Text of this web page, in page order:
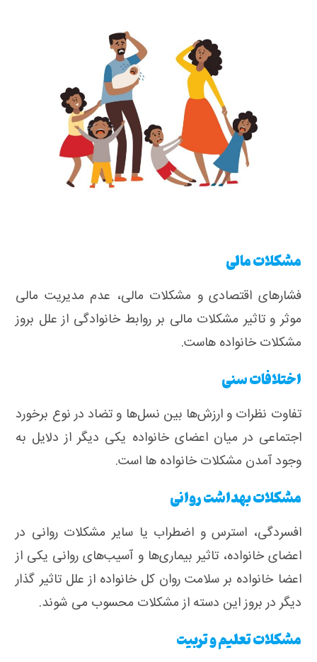
مشکلات مالی
فشار‌های اقتصادی و مشکلات مالی، عدم مدیریت مالی
موثر و تاثیر مشکلات مالی بر روابط خانوادگی از علل بروز
مشکلات خانواده هاست.
اختلافات سنی
تفاوت‌ نظرات و ارزش‌ها بین نسل‌ها و تضاد در نوع برخورد
اجتماعی در میان اعضای خانواده یکی دیگر از دلایل به
وجود آمدن مشکلات خانواده ها است.
مشکلات بهداشت روانی
افسردگی، استرس و اضطراب یا سایر مشکلات روانی در
اعضای خانواده، تاثیر بیماری‌ها و آسیب‌های روانی یکی از
اعضا خانواده بر سلامت روان کل خانواده از علل تاثیر گذار
دیگر در بروز این دسته از مشکلات محسوب می شوند.
مشکلات تعلیم و تربیت